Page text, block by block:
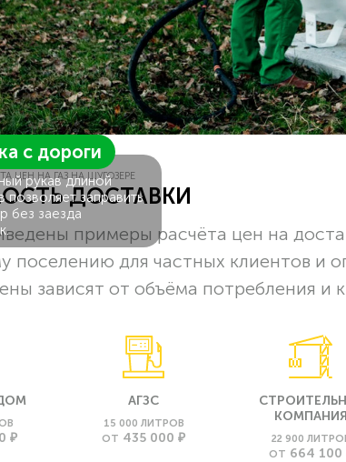
с дороги
рукав длиной
позволяет заправить
без заезда
ЦЕН НА ГАЗ НА ШУГОЗЕРЕ
ДОСТАВКИ
примеры расчёта цен на
поселению для частных клиентов и
зависят от объёма потребления и
₽
АГЗС
15 000 ЛИТРОВ
ОТ 435 000 ₽
КОМПАНИЯ
22 900
ОТ 664 100